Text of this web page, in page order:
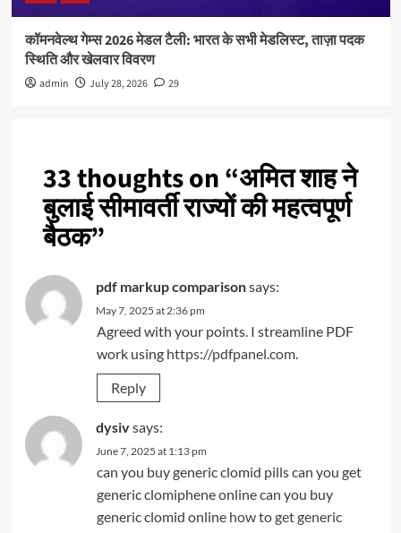
कॉमनवेल्थ गेम्स 2026 मेडल टैली: भारत के सभी मेडलिस्ट, ताज़ा पदक
स्थिति और खेलवार विवरण
admin July 28, 2026 29
33 thoughts on “अमित शाह ने
बुलाई सीमावर्ती राज्यों की महत्वपूर्ण
बैठक”
pdf markup comparisonsays:
May 7, 2025 at 2:36 pm
Agreed with your points. I streamline PDF
work using https://pdfpanel.com.
Reply
dysivsays:
June 7, 2025 at 1:13 pm
can you buy generic clomid pills can you get
generic clomiphene online can you buy
generic clomid online how to get generic